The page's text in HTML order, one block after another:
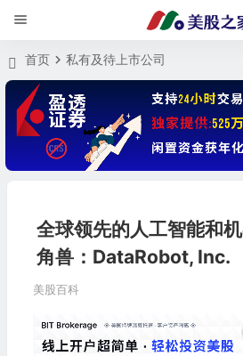
首页 私有及待上市公司
全球领先的人工智能和
角兽：DataRobot, Inc.
美股百科